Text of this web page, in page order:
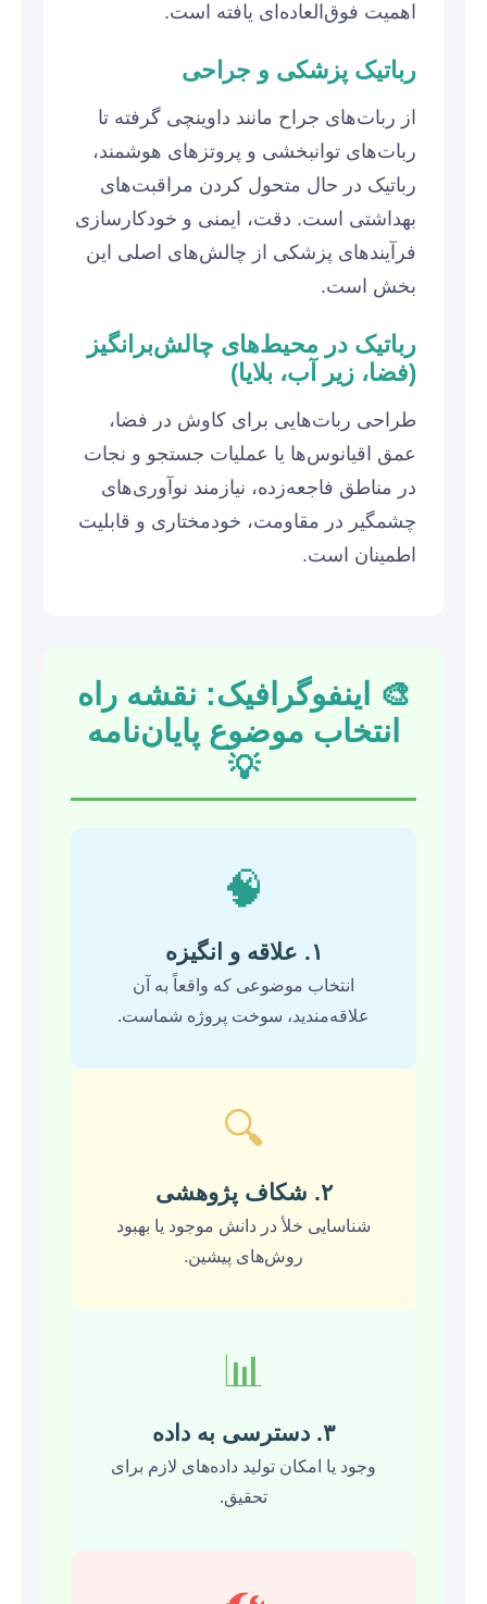
اهمیت فوق‌العاده‌ای یافته است.
رباتیک پزشکی و جراحی
از ربات‌های جراح مانند داوینچی گرفته تا
ربات‌های توانبخشی و پروتزهای هوشمند،
رباتیک در حال متحول کردن مراقبت‌های
بهداشتی است. دقت، ایمنی و خودکارسازی
فرآیندهای پزشکی از چالش‌های اصلی این
بخش است.
رباتیک در محیط‌های چالش‌برانگیز
(فضا، زیر آب، بلایا)
طراحی ربات‌هایی برای کاوش در فضا،
عمق اقیانوس‌ها یا عملیات جستجو و نجات
در مناطق فاجعه‌زده، نیازمند نوآوری‌های
چشمگیر در مقاومت، خودمختاری و قابلیت
اطمینان است.
🎨 اینفوگرافیک: نقشه راه
انتخاب موضوع پایان‌نامه
💡
🧠
۱. علاقه و انگیزه
انتخاب موضوعی که واقعاً به آن
علاقه‌مندید، سوخت پروژه شماست.
🔍
۲. شکاف پژوهشی
شناسایی خلأ در دانش موجود یا بهبود
روش‌های پیشین.
📊
۳. دسترسی به داده
وجود یا امکان تولید داده‌های لازم برای
تحقیق.